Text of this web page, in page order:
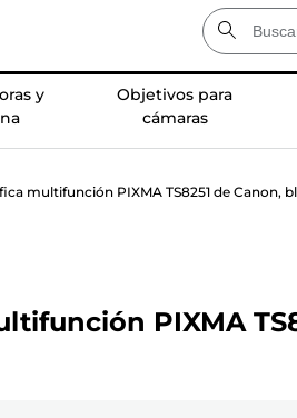
y
Objetivos para
cámaras
multifunción PIXMA TS8251 de Canon,
PIXMA